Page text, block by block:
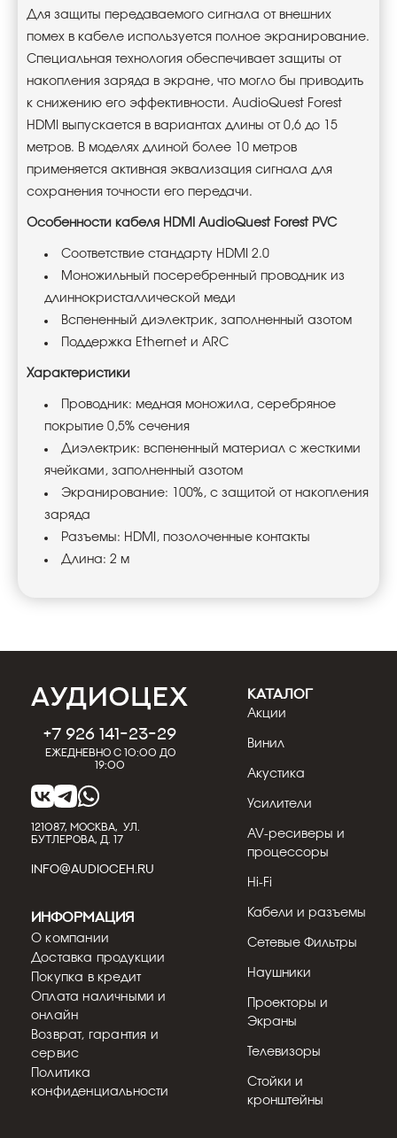
Для защиты передаваемого сигнала от внешних
помех в кабеле используется полное экранирование.
Специальная технология обеспечивает защиты от
накопления заряда в экране, что могло бы приводить
к снижению его эффективности. AudioQuest Forest
HDMI выпускается в вариантах длины от 0,6 до 15
метров. В моделях длиной более 10 метров
применяется активная эквализация сигнала для
сохранения точности его передачи.
Особенности кабеля HDMI AudioQuest Forest PVC
Соответствие стандарту HDMI 2.0
Моножильный посеребренный проводник из
длиннокристаллической меди
Вспененный диэлектрик, заполненный азотом
Поддержка Ethernet и ARC
Характеристики
Проводник: медная моножила, серебряное
покрытие 0,5% сечения
Диэлектрик: вспененный материал с жесткими
ячейками, заполненный азотом
Экранирование: 100%, с защитой от накопления
заряда
Разъемы: HDMI, позолоченные контакты
Длина: 2 м
+7 926 141-23-29
Ежедневно с 10:00 до
19:00
121087, МОСКВА, УЛ.
БУТЛЕРОВА, Д. 17
INFO@AUDIOCEH.RU
КАТАЛОГ
Акции
Винил
Акустика
Усилители
AV-ресиверы и
процессоры
Hi-Fi
Кабели и разъемы
Сетевые Фильтры
Наушники
Проекторы и
Экраны
Телевизоры
Стойки и
кронштейны
Информация
О компании
Доставка продукции
Покупка в кредит
Оплата наличными и
онлайн
Возврат, гарантия и
сервис
Политика
конфиденциальности